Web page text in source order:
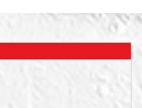
一、一樓雅房：第三人阮○○
元。